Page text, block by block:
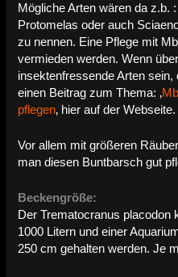
Mögliche Arten wären da z.b.
Protomelas oder auch
zu nennen. Eine Pflege mit
vermieden werden. Wenn
insektenfressende Arten
einen Beitrag zum Thema: ‚
pflegen‚ hier auf der Webseite.
Vor allem mit größeren
man diesen Buntbarsch gut
Beckengröße:
Der Trematocranus placodon
1000 Litern und einer
250 cm gehalten werden. Je